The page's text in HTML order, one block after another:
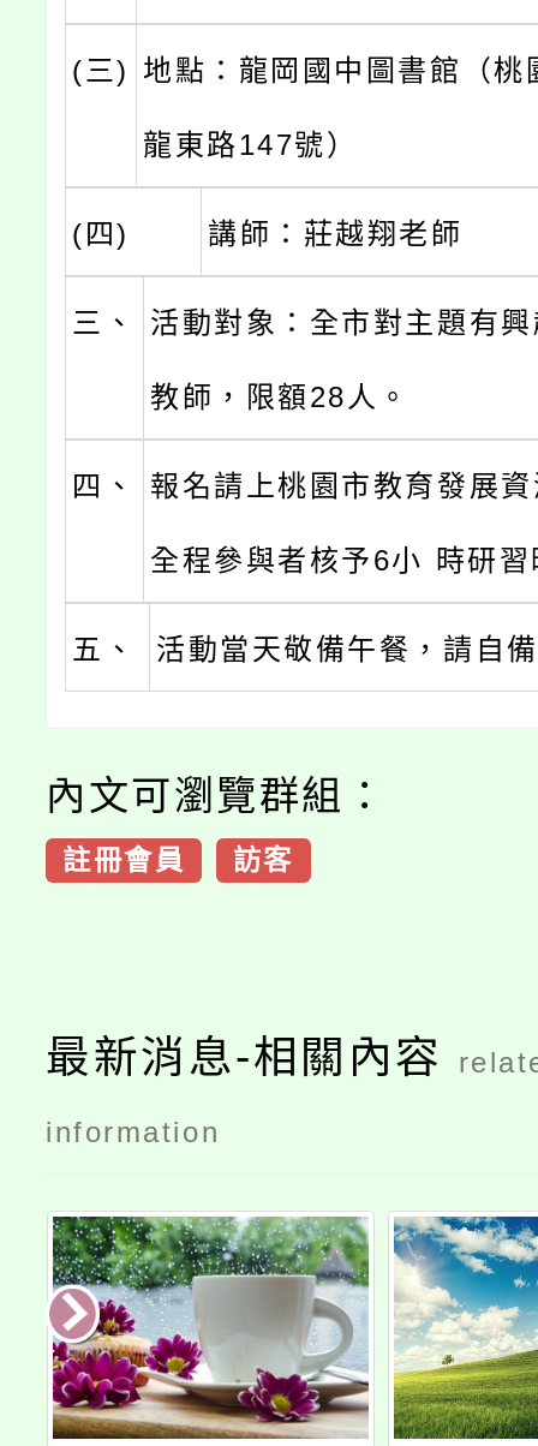
(三) 地點：龍岡國中圖書館（桃
龍東路147號）
(四) 講師：莊越翔老師
三、 活動對象：全市對主題有
教師，限額28人。
四、 報名請上桃園市教育發展
全程參與者核予6小 時研
五、 活動當天敬備午餐，請自
內文可瀏覽群組：
註冊會員 訪客
最新消息-相關內容
information